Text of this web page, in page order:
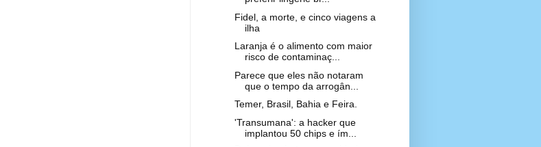
Fidel, a morte, e cinco viagens a
ilha
Laranja é o alimento com maior
risco de contaminaç...
Parece que eles não notaram
que o tempo da arrogân...
Temer, Brasil, Bahia e Feira.
'Transumana': a hacker que
implantou 50 chips e ím...